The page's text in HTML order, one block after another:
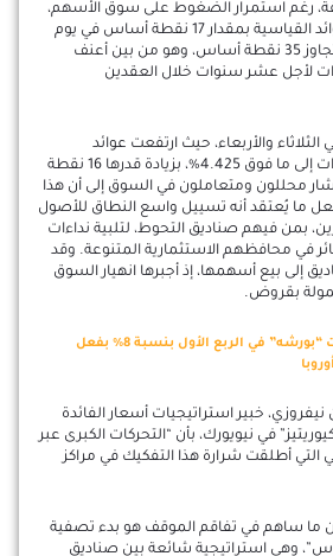
رغم استمرار الضغوط على سوق الأسهم،
مما أدى إلى قفزة في العوائد القياسية بمقدار 17 نقطة أساس في يوم
واحد، ضمن نطاق تداول تجاوز 35 نقطة أساس، وهو من بين أعنف
لأجل عشر سنوات خلال العقدين
والأربعاء، حيث ارتفعت عوائد
السندات لأجل عشر سنوات إلى ما فوق 4.425%، بزيادة قدرها 16 نقطة
محللون ومتعاملون في السوق إلى أن هذا
ما يُعتقد أنه تسييل واسع النطاق للأصول
بمن فيهم صناديق التحوط، لتلبية نداءات
في محافظهم الاستثمارية المتنوعة. وقد
بيع أسهمها، إذ أجبرها انهيار السوق
بقروض.
تراجع مبيعات “بورشه” في الربع الأول بنسبة 8% بفعل
خبير استراتيجيات أسعار الفائدة
في نيويورك، بأن “التحركات الكبرى عبر
التي أطلقت شرارة هذا التفكيك في مراكز
ما ساهم في تفاقم الموقف هو بدء تصفية
وهي استراتيجية شائعة بين صناديق